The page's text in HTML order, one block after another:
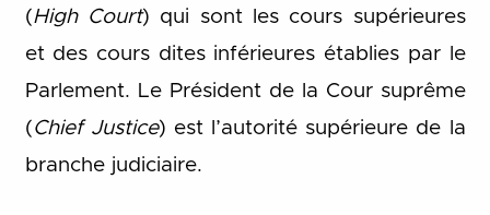
(High Court) qui sont les cours supérieures
et des cours dites inférieures établies par le
Parlement. Le Président de la Cour suprême
(Chief Justice) est l’autorité supérieure de la
branche judiciaire.